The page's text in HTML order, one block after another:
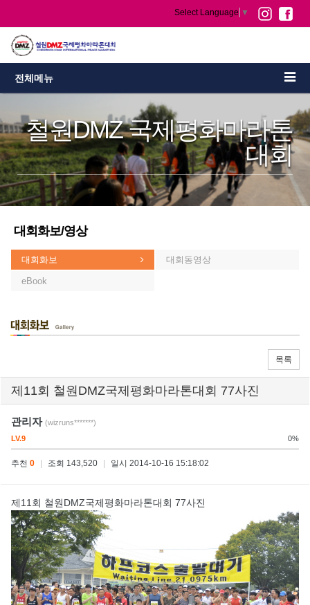
Select Language ▼
전체메뉴
철원DMZ 국제평화마라톤
대회
대회화보/영상
대회화보 대회동영상
eBook
목록
제11회 철원DMZ국제평화마라톤대회 77사진
관리자 (wizruns*******)
LV.9
0%
추천 0 조회 143,520 일시 2014-10-16 15:18:02
제11회 철원DMZ국제평화마라톤대회 77사진